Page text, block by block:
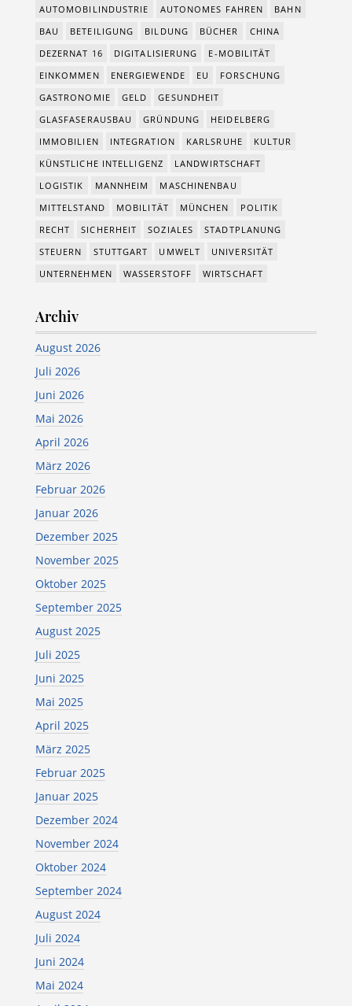
AUTOMOBILINDUSTRIE AUTONOMES FAHREN
BAHN
BAU
BETEILIGUNG BILDUNG BÜCHER
CHINA
DEZERNAT 16
DIGITALISIERUNG
E-MOBILITÄT
EINKOMMEN
ENERGIEWENDE EU
FORSCHUNG
GASTRONOMIE
GELD
GESUNDHEIT
GLASFASERAUSBAU
GRÜNDUNG
HEIDELBERG
IMMOBILIEN
INTEGRATION KARLSRUHE
KULTUR
KÜNSTLICHE INTELLIGENZ
LANDWIRTSCHAFT
LOGISTIK
MANNHEIM
MASCHINENBAU
MITTELSTAND
MOBILITÄT MÜNCHEN
POLITIK
RECHT
SICHERHEIT SOZIALES
STADTPLANUNG
STEUERN
STUTTGART UMWELT
UNIVERSITÄT
UNTERNEHMEN
WASSERSTOFF WIRTSCHAFT
Archiv
August 2026
Juli 2026
Juni 2026
Mai 2026
April 2026
März 2026
Februar 2026
Januar 2026
Dezember 2025
November 2025
Oktober 2025
September 2025
August 2025
Juli 2025
Juni 2025
Mai 2025
April 2025
März 2025
Februar 2025
Januar 2025
Dezember 2024
November 2024
Oktober 2024
September 2024
August 2024
Juli 2024
Juni 2024
Mai 2024